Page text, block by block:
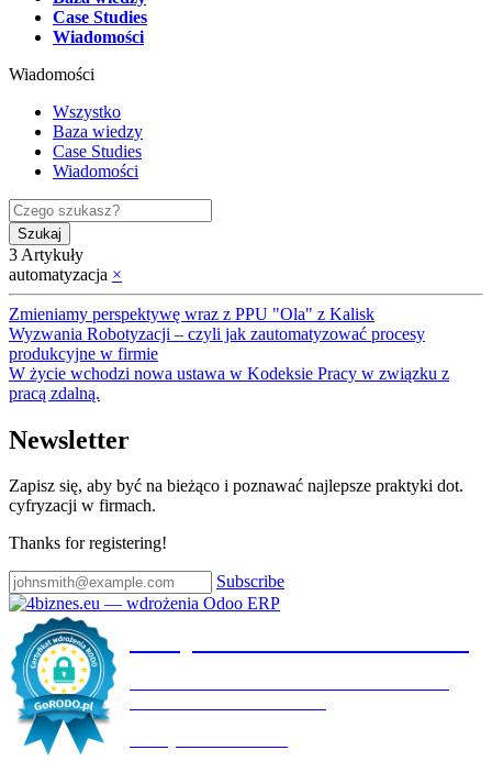
Case Studies
Wiadomości
Wiadomości
Wszystko
Baza wiedzy
Case Studies
Wiadomości
Szukaj
3 Artykuły
automatyzacja ×
Zmieniamy perspektywę wraz z PPU "Ola" z Kalisk
Wyzwania Robotyzacji – czyli jak zautomatyzować procesy
produkcyjne w firmie
W życie wchodzi nowa ustawa w Kodeksie Pracy w związku z
pracą zdalną.
Newsletter
Zapisz się, aby być na bieżąco i poznawać najlepsze praktyki dot.
cyfryzacji w firmach.
Thanks for registering!
Subscribe